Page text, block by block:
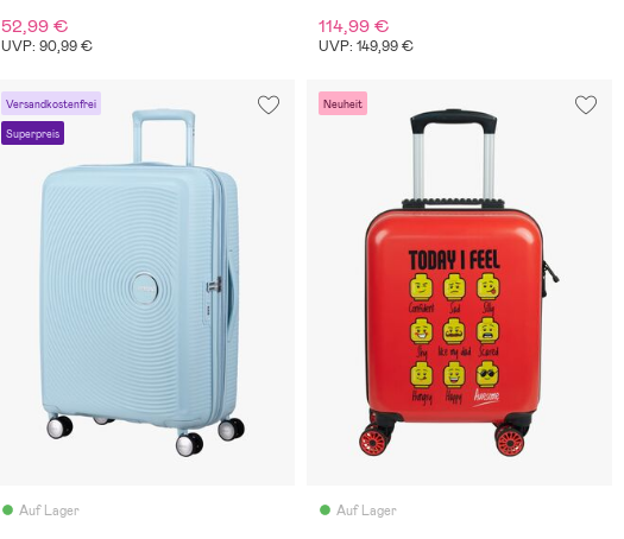
52,99 €
UVP: 90,99 €
114,99 €
UVP: 149,99 €
Versandkostenfrei
Superpreis
Auf Lager
Neuheit
Auf Lager